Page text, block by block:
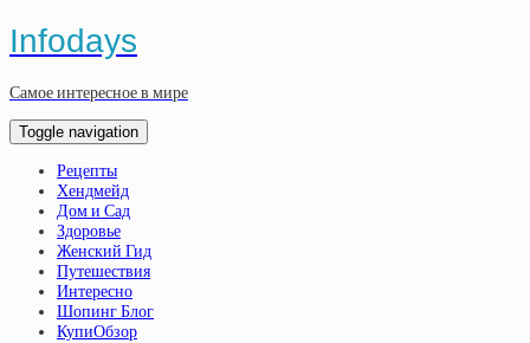
Infodays
Самое интересное в мире
Toggle navigation
Рецепты
Хендмейд
Дом и Сад
Здоровье
Женский Гид
Путешествия
Интересно
Шопинг Блог
КупиОбзор